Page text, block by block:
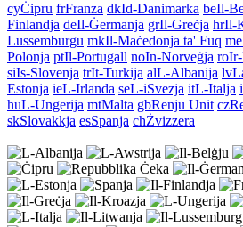
cyĊipru frFranza dkId-Danimarka beIl-
Finlandja deIl-Ġermanja grIl-Greċja hrIl-
Lussemburgu mkIl-Maċedonja ta' Fuq me
Polonja ptIl-Portugall noIn-Norveġja ro
siIs-Slovenja trIt-Turkija alL-Albanija lv
Estonja ieL-Irlanda seL-iSvezja itL-Italja
huL-Ungerija mtMalta gbRenju Unit cz
skSlovakkja esSpanja chŻvizzera